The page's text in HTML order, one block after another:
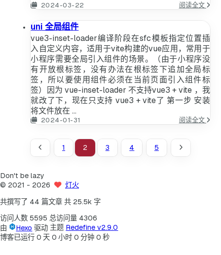
ui）
2024-03-22 阅读全文简
具
备
ts
类
型
检
查
uni 全局组件
vue3-inset-loader编译阶段在sfc模板指定位置插
入自定义内容，适用于vite构建的vue应用，常用于
小程序需要全局引入组件的场景。（由于小程序没
有开放根标签，没有办法在根标签下追加全局标
签，所以要使用组件必须在当前页面引入组件标
签）因为 vue-inset-loader 不支持vue3 + vite ，我
就改了下，现在只支持 vue3 + vite了 第一步 安装
将文件放在 ...
2024-01-31 阅读全文uni
1 2 3 4 5
Don't be lazy
© 2021 - 2026 灯火
共撰写了 44 篇文章 共 25.5k 字
访问人数 5595 总访问量 4306
由
Hexo 驱动 主题 Redefine v2.9.0
博客已运行 0 天 0 小时 0 分钟 0 秒